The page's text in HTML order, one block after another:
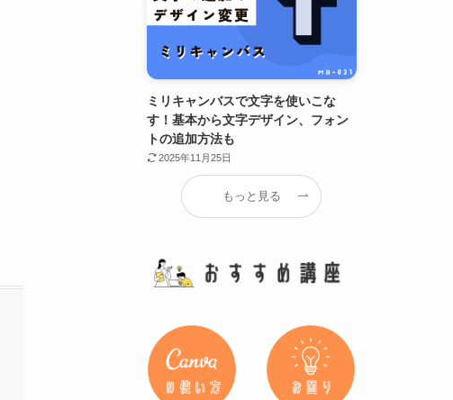
ミリキャンバスで文字を使いこな
す！基本から文字デザイン、フォン
トの追加方法も
2025年11月25日
もっと見る